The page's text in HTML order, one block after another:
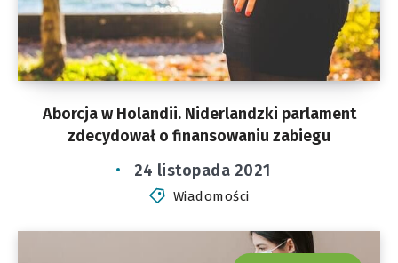
Aborcja w Holandii. Niderlandzki parlament
zdecydował o finansowaniu zabiegu
24 listopada 2021
Wiadomości